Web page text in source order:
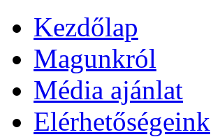
Kezdőlap
Magunkról
Média ajánlat
Elérhetőségeink